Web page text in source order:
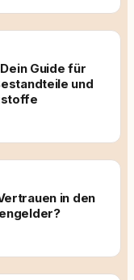
Guide für
und
in den